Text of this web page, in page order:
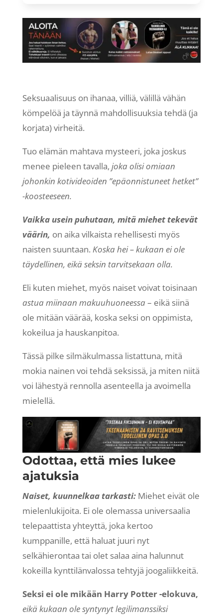
Seksuaalisuus on ihanaa, villiä, välillä vähän
kömpelöä ja täynnä mahdollisuuksia tehdä (ja
korjata) virheitä.
Tuo elämän mahtava mysteeri, joka joskus
menee pieleen tavalla, joka olisi omiaan
johonkin kotivideoiden ”epäonnistuneet hetket”
-koosteeseen.
Vaikka usein puhutaan, mitä miehet tekevät
väärin, on aika vilkaista rehellisesti myös
naisten suuntaan. Koska hei – kukaan ei ole
täydellinen, eikä seksin tarvitsekaan olla.
Eli kuten miehet, myös naiset voivat toisinaan
astua miinaan makuuhuoneessa– eikä siinä
ole mitään väärää, koska seksi on oppimista,
kokeilua ja hauskanpitoa.
Tässä pilke silmäkulmassa listattuna, mitä
mokia nainen voi tehdä seksissä, ja miten niitä
voi lähestyä rennolla asenteella ja avoimella
mielellä.
Odottaa, että mies lukee
ajatuksia
Naiset, kuunnelkaa tarkasti: Miehet eivät ole
mielenlukijoita. Ei ole olemassa universaalia
telepaattista yhteyttä, joka kertoo
kumppanille, että haluat juuri nyt
selkähierontaa tai olet salaa aina halunnut
kokeilla kynttilänvalossa tehtyjä joogaliikkeitä.
Seksi ei ole mikään Harry Potter -elokuva,
eikä kukaan ole syntynyt legilimanssiksi